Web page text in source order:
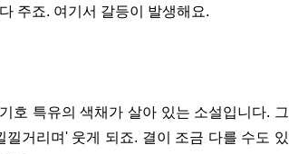
주죠. 여기서 갈등이 발생해요.
호 특유의 색채가 살아 있는 소설입니다. 그
거리며' 웃게 되죠. 결이 조금 다를 수도 있